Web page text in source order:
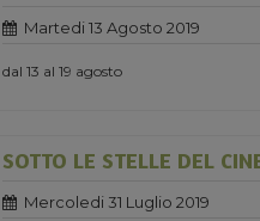
Martedi 13 Agosto 2019
dal 13 al 19 agosto
SOTTO LE STELLE DEL
Mercoledi 31 Luglio 2019